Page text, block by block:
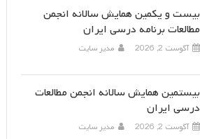
بیست و یکمین همایش سالانه انجمن
مطالعات برنامه درسی ایران
آگوست 2, 2026 مدیر سایت
بیستمین همایش سالانه انجمن مطالعات
درسی ایران
آگوست 2, 2026 مدیر سایت